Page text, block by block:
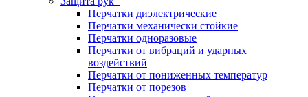
Перчатки диэлектрические
Перчатки механически стойкие
Перчатки одноразовые
Перчатки от вибраций и ударных
воздействий
Перчатки от пониженных температур
Перчатки от порезов